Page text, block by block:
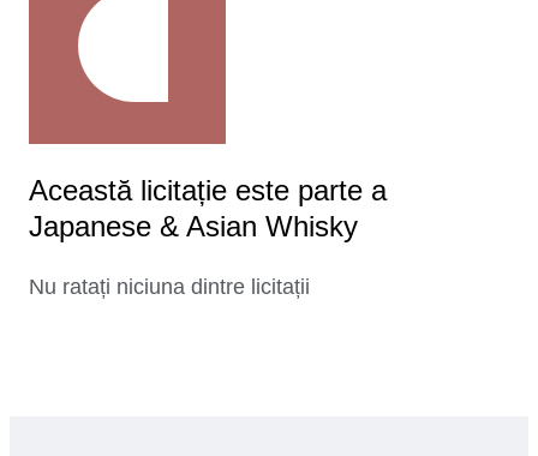
Această licitație este parte a
Japanese & Asian Whisky
Nu ratați niciuna dintre licitații